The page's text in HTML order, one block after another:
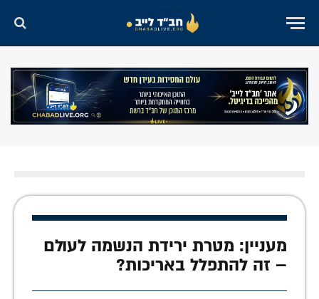
מעניין: מטרת ירידת הנשמה לעולם
– זה להתפלל באריכות?